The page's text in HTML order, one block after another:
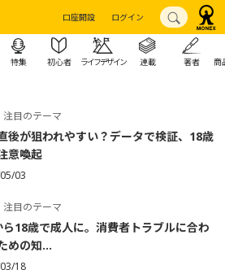
口座開設 ログイン
特集 初心者 ライフデザイン 連載 著者 商
注目のテーマ
後が狙われやすい？データで検証、18歳
意喚起
03
注目のテーマ
ら18歳で成人に。消費者トラブルに合わ
めの知...
18